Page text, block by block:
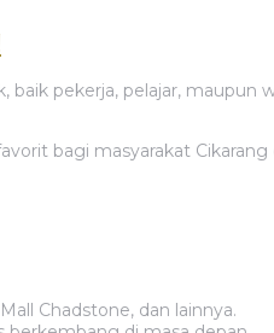
pekerja, pelajar, maupun
bagi masyarakat
Chadstone, dan lainnya.